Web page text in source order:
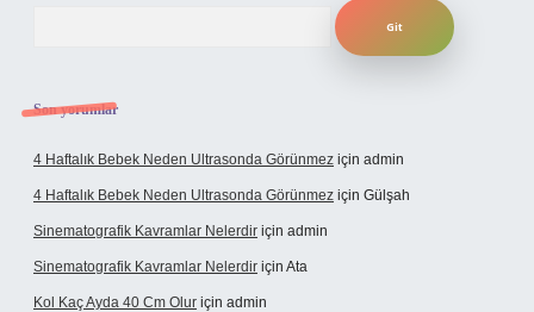
Son yorumlar
4 Haftalık Bebek Neden Ultrasonda Görünmez için admin
4 Haftalık Bebek Neden Ultrasonda Görünmez için Gülşah
Sinematografik Kavramlar Nelerdir için admin
Sinematografik Kavramlar Nelerdir için Ata
Kol Kaç Ayda 40 Cm Olur için admin